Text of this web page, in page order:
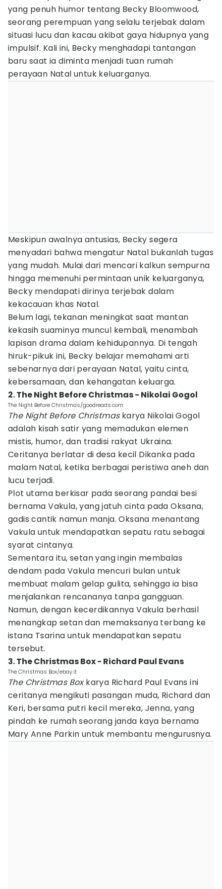
yang penuh humor tentang Becky Bloomwood,
seorang perempuan yang selalu terjebak dalam
situasi lucu dan kacau akibat gaya hidupnya yang
impulsif. Kali ini, Becky menghadapi tantangan
baru saat ia diminta menjadi tuan rumah
perayaan Natal untuk keluarganya.
Meskipun awalnya antusias, Becky segera
menyadari bahwa mengatur Natal bukanlah tugas
yang mudah. Mulai dari mencari kalkun sempurna
hingga memenuhi permintaan unik keluarganya,
Becky mendapati dirinya terjebak dalam
kekacauan khas Natal.
Belum lagi, tekanan meningkat saat mantan
kekasih suaminya muncul kembali, menambah
lapisan drama dalam kehidupannya. Di tengah
hiruk-pikuk ini, Becky belajar memahami arti
sebenarnya dari perayaan Natal, yaitu cinta,
kebersamaan, dan kehangatan keluarga.
2. The Night Before Christmas - Nikolai Gogol
The Night Before Christmas/goodreads.com
The Night Before Christmaskarya Nikolai Gogol
adalah kisah satir yang memadukan elemen
mistis, humor, dan tradisi rakyat Ukraina.
Ceritanya berlatar di desa kecil Dikanka pada
malam Natal, ketika berbagai peristiwa aneh dan
lucu terjadi.
Plot utama berkisar pada seorang pandai besi
bernama Vakula, yang jatuh cinta pada Oksana,
gadis cantik namun manja. Oksana menantang
Vakula untuk mendapatkan sepatu ratu sebagai
syarat cintanya.
Sementara itu, setan yang ingin membalas
dendam pada Vakula mencuri bulan untuk
membuat malam gelap gulita, sehingga ia bisa
menjalankan rencananya tanpa gangguan.
Namun, dengan kecerdikannya Vakula berhasil
menangkap setan dan memaksanya terbang ke
istana Tsarina untuk mendapatkan sepatu
tersebut.
3. The Christmas Box - Richard Paul Evans
The Christmas Box/ebay.it
The Christmas Boxkarya Richard Paul Evans ini
ceritanya mengikuti pasangan muda, Richard dan
Keri, bersama putri kecil mereka, Jenna, yang
pindah ke rumah seorang janda kaya bernama
Mary Anne Parkin untuk membantu mengurusnya.